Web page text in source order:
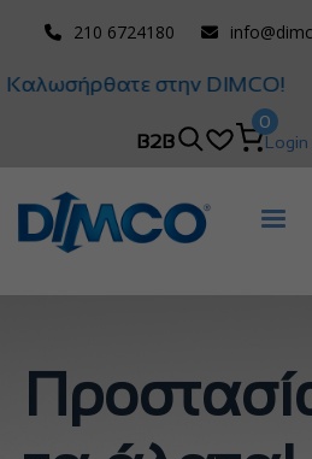
210 6724180
Καλωσήρθατε
B2B
0
Login